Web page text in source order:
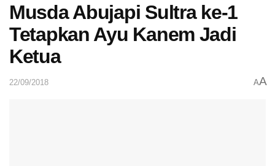
Musda Abujapi Sultra ke-1
Tetapkan Ayu Kanem Jadi
Ketua
22/09/2018 AA